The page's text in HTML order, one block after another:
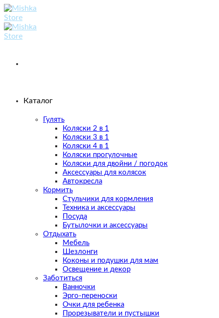
Skip
to
content
Каталог
Гулять
Коляски 2 в 1
Коляски 3 в 1
Коляски 4 в 1
Коляски прогулочные
Коляски для двойни / погодок
Аксессуары для колясок
Автокресла
Кормить
Стульчики для кормления
Техника и аксессуары
Посуда
Бутылочки и аксессуары
Отдыхать
Мебель
Шезлонги
Коконы и подушки для мам
Освещение и декор
Заботиться
Ванночки
Эрго-переноски
Очки для ребенка
Прорезыватели и пустышки